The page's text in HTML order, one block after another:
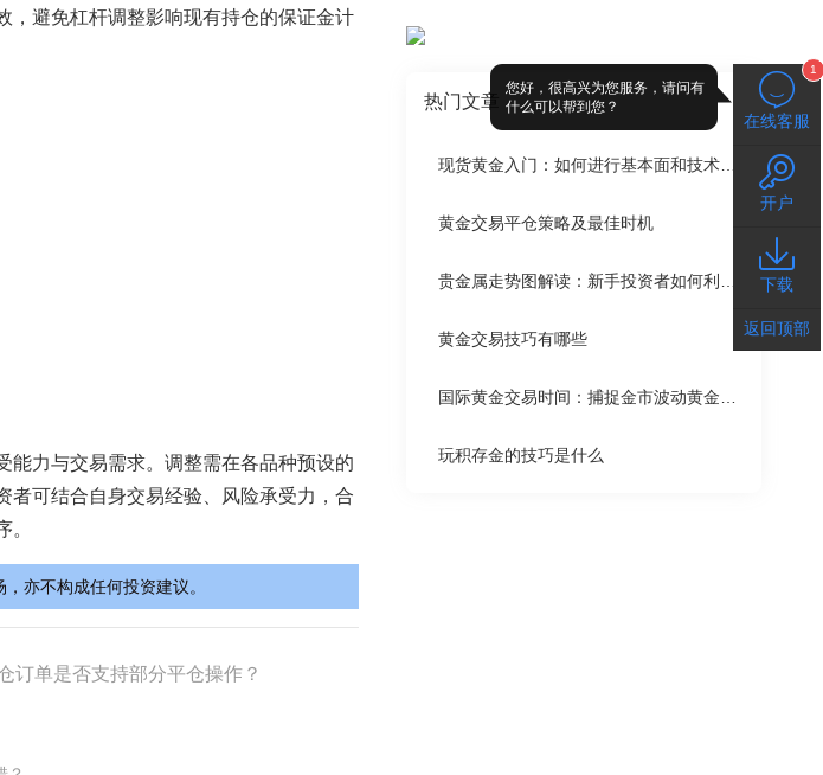
，避免杠杆调整影响现有持仓的保证金计
能力与交易需求。调整需在各品种预设的
者可结合自身交易经验、风险承受力，合
亦不构成任何投资建议。
订单是否支持部分平仓操作？
热门文章
黄金交易平仓策略及最佳时机
黄金交易技巧有哪些
玩积存金的技巧是什么
1
在线客服
开户
您好，很高兴为您服务，请问有
什么可以帮到您？
下载
返回顶部